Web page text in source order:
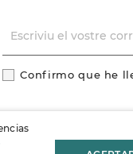
Confirmo que he